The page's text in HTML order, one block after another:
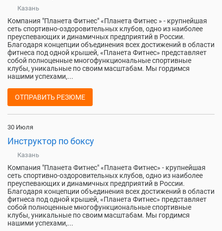
Казань
Компания "Планета Фитнес" «Планета Фитнес » - крупнейшая
сеть спортивно-оздоровительных клубов, одно из наиболее
преуспевающих и динамичных предприятий в России.
Благодаря концепции объединения всех достижений в области
фитнеса под одной крышей, «Планета Фитнес» представляет
собой полноценные многофункциональные спортивные
клубы, уникальные по своим масштабам. Мы гордимся
нашими успехами,...
ОТПРАВИТЬ РЕЗЮМЕ
30 Июля
Инструктор по боксу
Казань
Компания "Планета Фитнес" «Планета Фитнес» - крупнейшая
сеть спортивно-оздоровительных клубов, одно из наиболее
преуспевающих и динамичных предприятий в России.
Благодаря концепции объединения всех достижений в области
фитнеса под одной крышей, «Планета Фитнес» представляет
собой полноценные многофункциональные спортивные
клубы, уникальные по своим масштабам. Мы гордимся
нашими успехами,...